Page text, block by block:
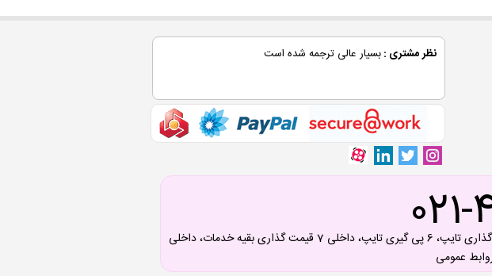
نظر مشتری :بسیار عالی ترجمه شده است
داخلی 1 تقویت رزومه، 2 چاپ و نشر کتاب، 3 قیمت گذاری ترجمه، 4 پی گیری ترجمه، 5 قیمت گذاری تایپ، 6 پی گیری تایپ، داخلی 7 قیمت گذاری بقیه خدمات، داخلی